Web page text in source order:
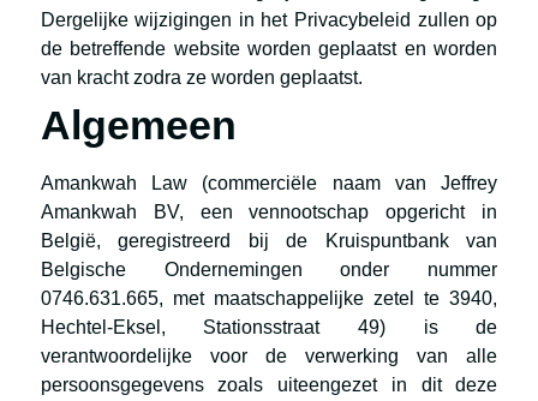
Dergelijke wijzigingen in het Privacybeleid zullen op
de betreffende website worden geplaatst en worden
van kracht zodra ze worden geplaatst.
Algemeen
Amankwah Law (commerciële naam van Jeffrey
Amankwah BV, een vennootschap opgericht in
België, geregistreerd bij de Kruispuntbank van
Belgische Ondernemingen onder nummer
0746.631.665, met maatschappelijke zetel te 3940,
Hechtel-Eksel, Stationsstraat 49) is de
verantwoordelijke voor de verwerking van alle
persoonsgegevens zoals uiteengezet in dit deze